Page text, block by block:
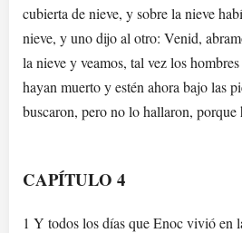
cubierta de nieve, y sobre la nieve
nieve, y uno dijo al otro: Venid,
la nieve y veamos, tal vez los
hayan muerto y estén ahora bajo las
buscaron, pero no lo hallaron, porque
CAPÍTULO 4
1 Y todos los días que Enoc vivió en